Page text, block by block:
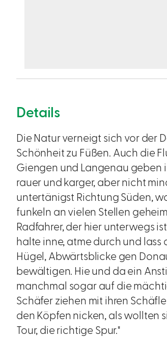
Details
Die Natur verneigt sich vor der
Schönheit zu Füßen. Auch die
Giengen und Langenau geben
rauer und karger, aber nicht
untertänigst Richtung Süden,
funkeln an vielen Stellen
Radfahrer, der hier unterwegs
halte inne, atme durch und
Hügel, Abwärtsblicke gen
bewältigen. Hie und da ein
manchmal sogar auf die
Schäfer ziehen mit ihren
den Köpfen nicken, als wollten
Tour, die richtige Spur."